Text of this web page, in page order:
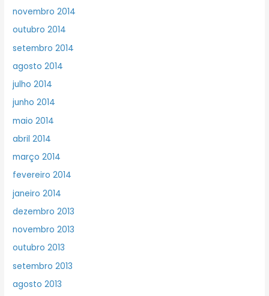
novembro 2014
outubro 2014
setembro 2014
agosto 2014
julho 2014
junho 2014
maio 2014
abril 2014
março 2014
fevereiro 2014
janeiro 2014
dezembro 2013
novembro 2013
outubro 2013
setembro 2013
agosto 2013